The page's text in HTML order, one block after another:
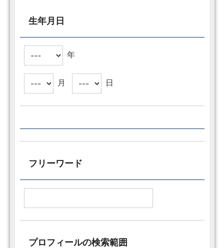
生年月日
年
月 日
フリーワード
プロフィールの検索範囲